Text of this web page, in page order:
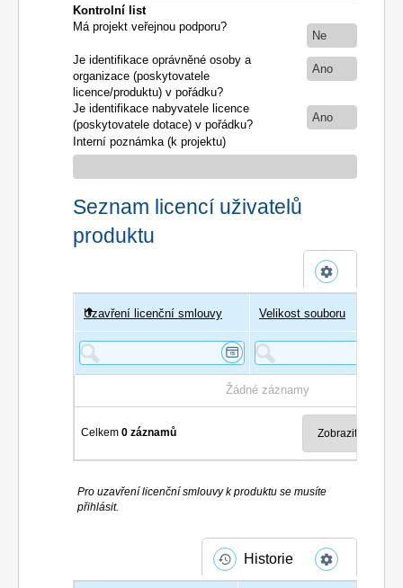
Kontrolní list
Má projekt veřejnou podporu?
Ne
Je identifikace oprávněné osoby a
organizace (poskytovatele
licence/produktu) v pořádku?
Ano
Je identifikace nabyvatele licence
(poskytovatele dotace) v pořádku?
Ano
Interní poznámka (k projektu)
Seznam licencí uživatelů
produktu
Uživatel
Uzavření licenční smlouvy Velikost souboru
Žádné záznamy
Celkem0 záznamů
Pro uzavření licenční smlouvy k produktu se musíte
přihlásit.
Historie